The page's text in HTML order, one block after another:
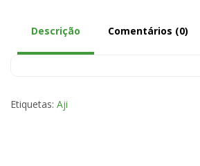
Descrição Comentários (0)
Etiquetas: Aji